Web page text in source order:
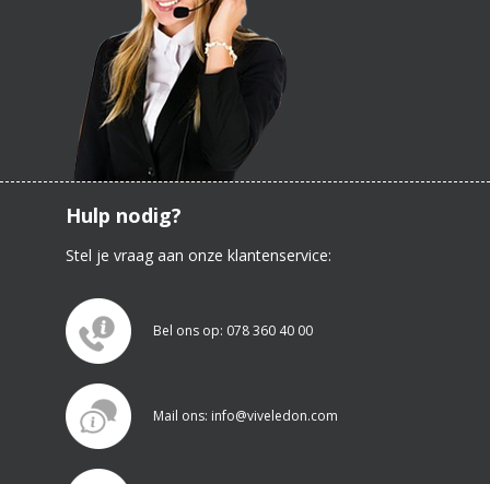
Hulp nodig?
Stel je vraag aan onze klantenservice:
Bel ons op: 078 360 40 00
Mail ons: info@viveledon.com